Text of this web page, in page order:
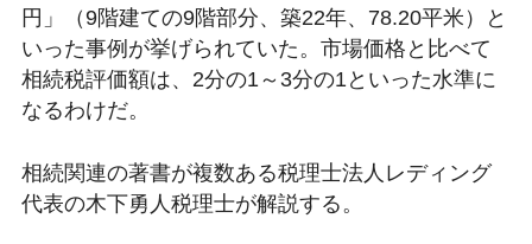
円」（9階建ての9階部分、築22年、78.20平米）と
いった事例が挙げられていた。市場価格と比べて
相続税評価額は、2分の1～3分の1といった水準に
なるわけだ。
相続関連の著書が複数ある税理士法人レディング
代表の木下勇人税理士が解説する。